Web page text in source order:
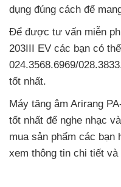
dụng đúng cách để
Để được tư vấn miễn
203III EV các bạn có
024.3568.6969/
tốt nhất.
Máy tăng âm Arirang
tốt nhất để nghe nhạc
mua sản phẩm các bạn
xem thông tin chi tiết và